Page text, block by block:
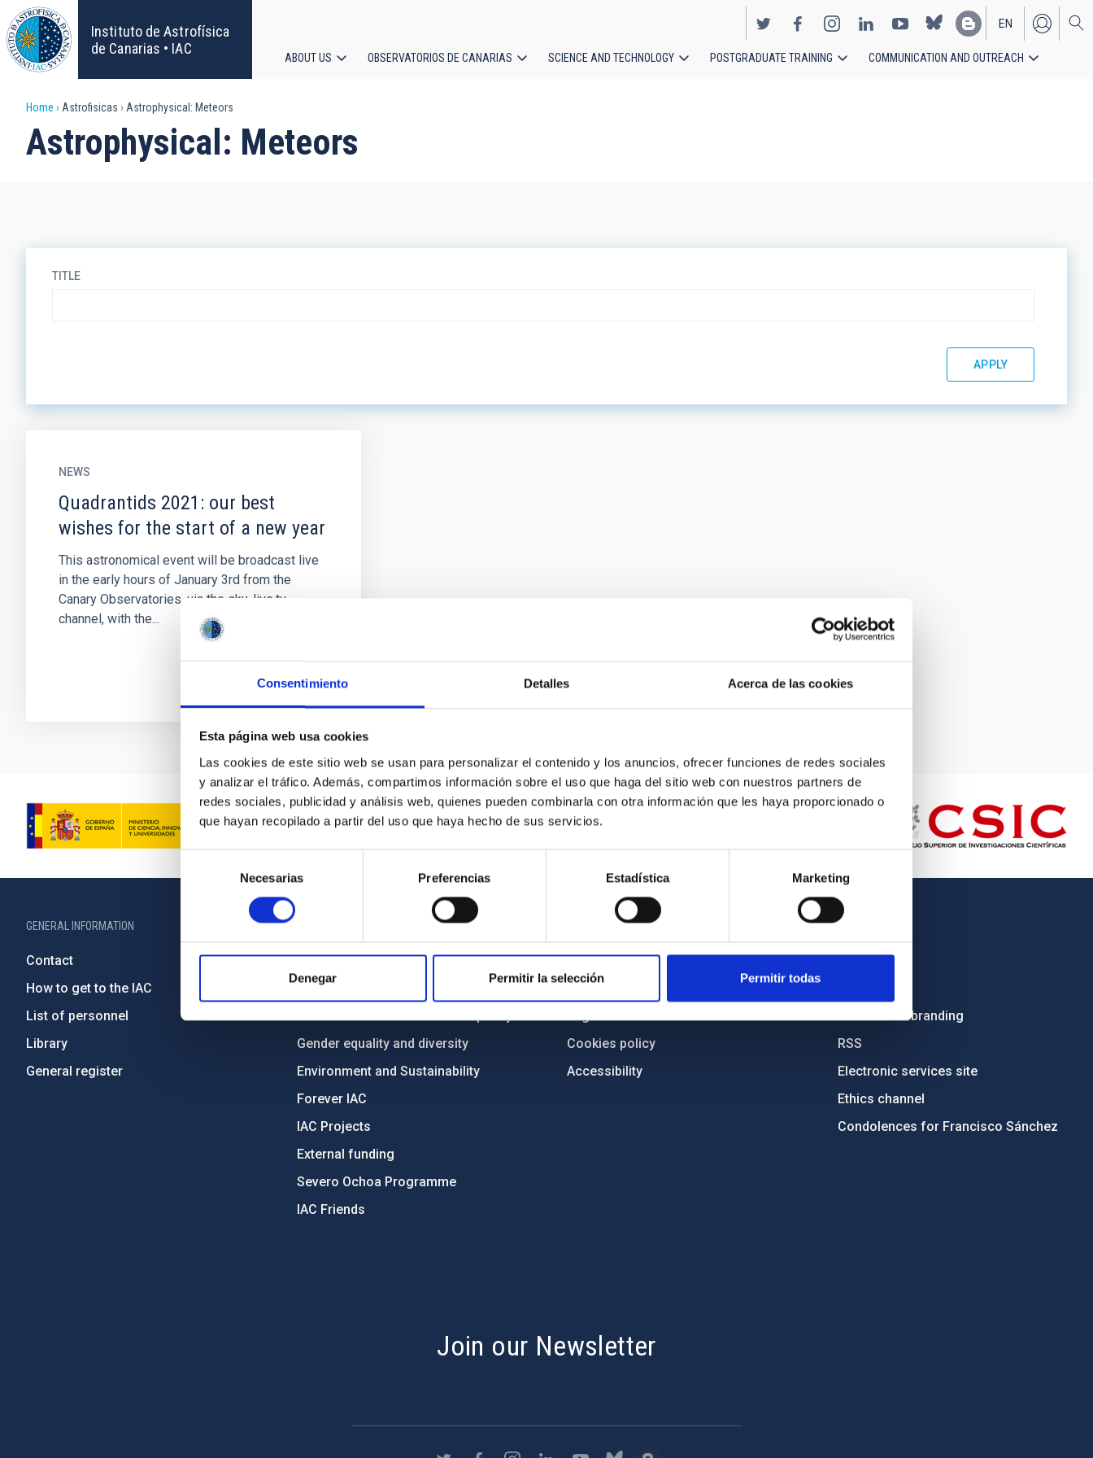
Consentimiento Detalles Acerca de las cookies
Esta página web usa cookies
Las cookies de este sitio web se usan para personalizar el contenido y los anuncios, ofrecer funciones de redes sociales
y analizar el tráfico. Además, compartimos información sobre el uso que haga del sitio web con nuestros partners de
redes sociales, publicidad y análisis web, quienes pueden combinarla con otra información que les haya proporcionado o
que hayan recopilado a partir del uso que haya hecho de sus servicios.
de
consentimiento
Necesarias Preferencias Estadística Marketing
Denegar Permitir la selección Permitir todas
Skip
to
main
content
Instituto de Astrofísica
de Canarias • IAC
EN
ES
navigation
ABOUT US OBSERVATORIOS DE CANARIAS SCIENCE AND TECHNOLOGY POSTGRADUATE TRAINING COMMUNICATION AND OUTREACH
Breadcrumb
Home Astrofisicas Astrophysical: Meteors
Astrophysical: Meteors
TITLE
NEWS
Quadrantids 2021: our best
wishes for the start of a new year
This astronomical event will be broadcast live
in the early hours of January 3rd from the
Canary Observatories, via the sky-live.tv
channel, with the...
GENERAL INFORMATION
Contact
How to get to the IAC
List of personnel
Library
General register
Legislation
Transparency
Code of ethics and anti-fraud policy
Gender equality and diversity
Environment and Sustainability
Forever IAC
IAC Projects
External funding
Severo Ochoa Programme
IAC Friends
IAC PORTAL
Sitemap
Privacy policy
Legal notice
Cookies policy
Accessibility
OTHER LINKS
Employment
Institutional branding
RSS
Electronic services site
Ethics channel
Condolences for Francisco Sánchez
Join our Newsletter